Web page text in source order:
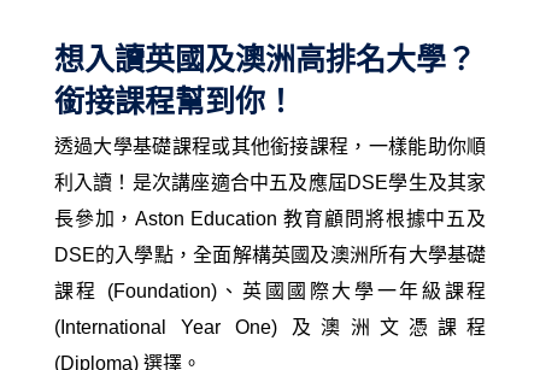
想入讀英國及澳洲高排名大學？
銜接課程幫到你！
透過大學基礎課程或其他銜接課程，一樣能助你順
利入讀！是次講座適合中五及應屆DSE學生及其家
長參加，Aston Education 教育顧問將根據中五及
DSE的入學點，全面解構英國及澳洲所有大學基礎
課程 (Foundation)、英國國際大學一年級課程
(International Year One) 及澳洲文憑課程
(Diploma) 選擇。